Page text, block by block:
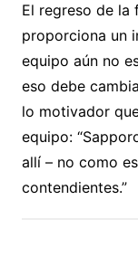
El regreso de la
proporciona un
equipo aún no
eso debe
lo motivador
equipo:
allí – no como
contendientes.”